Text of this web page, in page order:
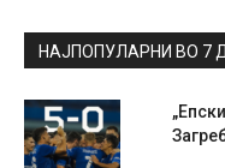
НАЈПОПУЛАРНИ ВО 7